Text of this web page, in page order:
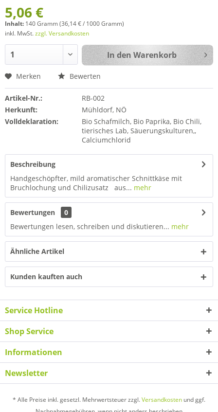
5,06 €
Inhalt: 140 Gramm (36,14 € / 1000 Gramm)
inkl. MwSt.zzgl. Versandkosten
In den Warenkorb
Merken Bewerten
Artikel-Nr.:
RB-002
Herkunft:
Mühldorf, NÖ
Volldeklaration:
Bio Schafmilch, Bio Paprika, Bio Chili,
tierisches Lab, Säuerungskulturen,,
Calciumchlorid
Beschreibung
Handgeschöpfter, mild aromatischer Schnittkäse mit
Bruchlochung und Chilizusatz aus... mehr
Bewertungen
0
Bewertungen lesen, schreiben und diskutieren... mehr
Ähnliche Artikel
Kunden kauften auch
Service Hotline
Shop Service
Informationen
Newsletter
* Alle Preise inkl. gesetzl. Mehrwertsteuer zzgl.Versandkosten und ggf.